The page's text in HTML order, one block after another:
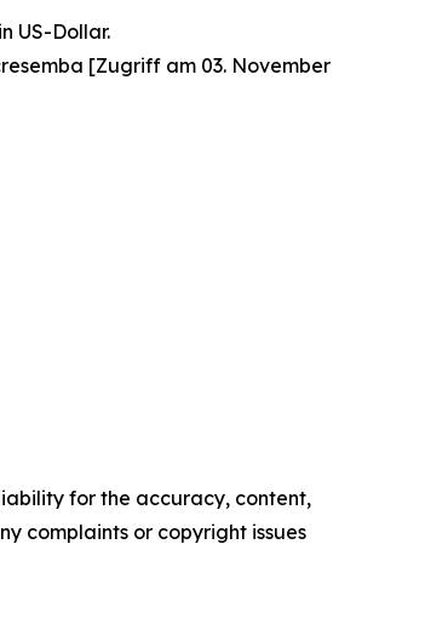
US-Dollar.
[Zugriff am 03. November
for the accuracy, content,
complaints or copyright issues